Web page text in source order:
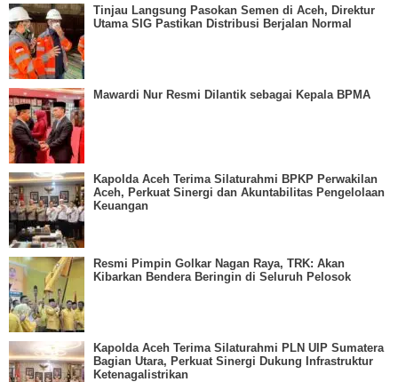
Tinjau Langsung Pasokan Semen di Aceh, Direktur
Utama SIG Pastikan Distribusi Berjalan Normal
Mawardi Nur Resmi Dilantik sebagai Kepala BPMA
Kapolda Aceh Terima Silaturahmi BPKP Perwakilan
Aceh, Perkuat Sinergi dan Akuntabilitas Pengelolaan
Keuangan
Resmi Pimpin Golkar Nagan Raya, TRK: Akan
Kibarkan Bendera Beringin di Seluruh Pelosok
Kapolda Aceh Terima Silaturahmi PLN UIP Sumatera
Bagian Utara, Perkuat Sinergi Dukung Infrastruktur
Ketenagalistrikan